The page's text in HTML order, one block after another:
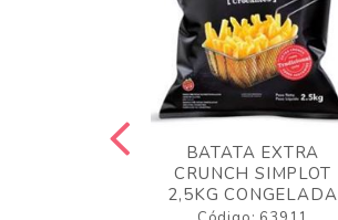
BATATA EXTRA
CRUNCH SIMPLOT
2,5KG CONGELADA